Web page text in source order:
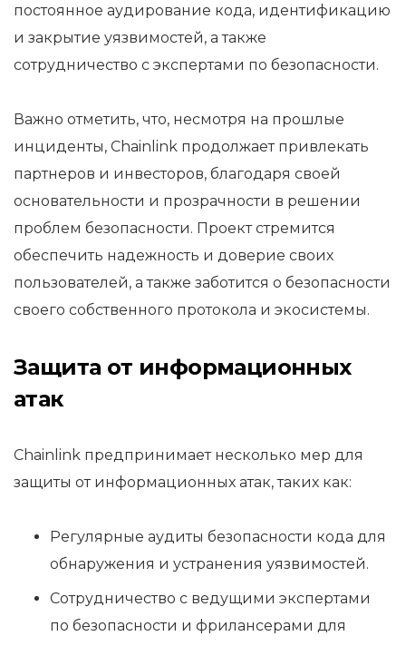
постоянное аудирование кода, идентификацию
и закрытие уязвимостей, а также
сотрудничество с экспертами по безопасности.
Важно отметить, что, несмотря на прошлые
инциденты, Chainlink продолжает привлекать
партнеров и инвесторов, благодаря своей
основательности и прозрачности в решении
проблем безопасности. Проект стремится
обеспечить надежность и доверие своих
пользователей, а также заботится о безопасности
своего собственного протокола и экосистемы.
Защита от информационных
атак
Chainlink предпринимает несколько мер для
защиты от информационных атак, таких как:
Регулярные аудиты безопасности кода для
обнаружения и устранения уязвимостей.
Сотрудничество с ведущими экспертами
по безопасности и фрилансерами для